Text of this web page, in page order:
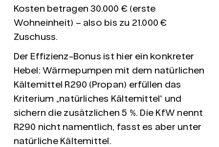
Kosten betragen 30.000 € (erste
Wohneinheit) – also bis zu 21.000 €
Zuschuss.
Der Effizienz-Bonus ist hier ein konkreter
Hebel: Wärmepumpen mit dem natürlichen
Kältemittel R290 (Propan) erfüllen das
Kriterium „natürliches Kältemittel" und
sichern die zusätzlichen 5 %. Die KfW nennt
R290 nicht namentlich, fasst es aber unter
natürliche Kältemittel.